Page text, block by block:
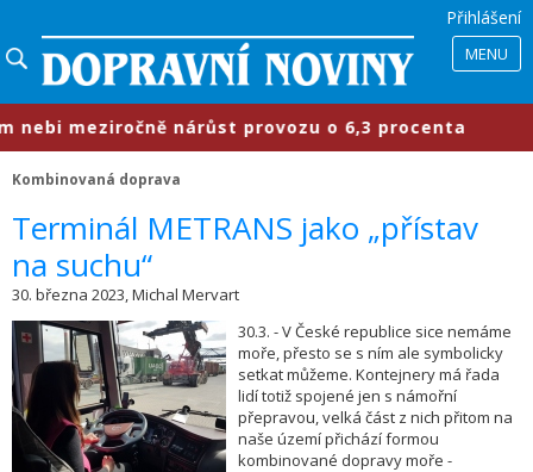
Přihlášení
MENU
meziročně nárůst provozu o 6,3 procenta
Kombinovaná doprava
​Terminál METRANS jako „přístav
na suchu“
30. března 2023, Michal Mervart
30.3. - V České republice sice nemáme
moře, přesto se s ním ale symbolicky
setkat můžeme. Kontejnery má řada
lidí totiž spojené jen s námořní
přepravou, velká část z nich přitom na
naše území přichází formou
kombinované dopravy moře -